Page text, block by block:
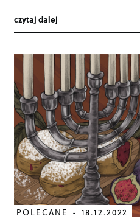
czytaj dalej
POLECANE 18.12.2022